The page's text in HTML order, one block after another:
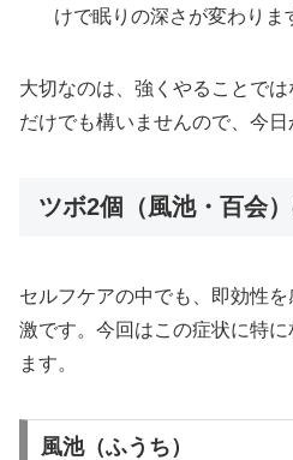
けで眠りの深さが変わりま
大切なのは、強くやることで
だけでも構いませんので、今日
ツボ2個（風池・百会
セルフケアの中でも、即効性
激です。今回はこの症状に特
ます。
風池（ふうち）